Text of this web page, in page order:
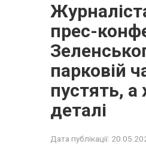
прес-
парковій
пустять, а
деталі
Дата публікації: